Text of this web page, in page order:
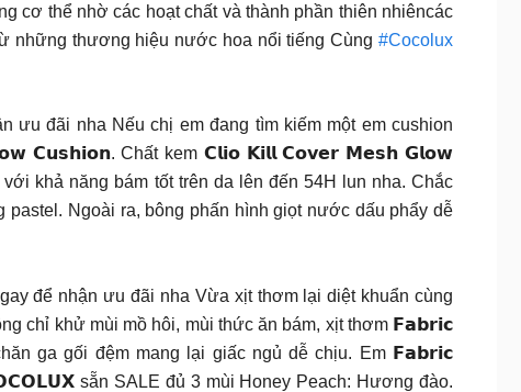
cơ thể nhờ các hoạt chất và thành phần thiên nhiêncác
những thương hiệu nước hoa nổi tiếng Cùng #Cocolux
đãi nha Nếu chị em đang tìm kiếm một em cushion
𝗖𝘂𝘀𝗵𝗶𝗼𝗻. Chất kem 𝗖𝗹𝗶𝗼 𝗞𝗶𝗹𝗹 𝗖𝗼𝘃𝗲𝗿 𝗠𝗲𝘀𝗵 𝗚𝗹𝗼𝘄
khả năng bám tốt trên da lên đến 54H lun nha. Chắc
Ngoài ra, bông phấn hình giọt nước dấu phẩy dễ
để nhận ưu đãi nha Vừa xịt thơm lại diệt khuẩn cùng
chỉ khử mùi mồ hôi, mùi thức ăn bám, xịt thơm 𝗙𝗮𝗯𝗿𝗶𝗰
ga gối đệm mang lại giấc ngủ dễ chịu. Em 𝗙𝗮𝗯𝗿𝗶𝗰
sẵn SALE đủ 3 mùi Honey Peach: Hương đào.